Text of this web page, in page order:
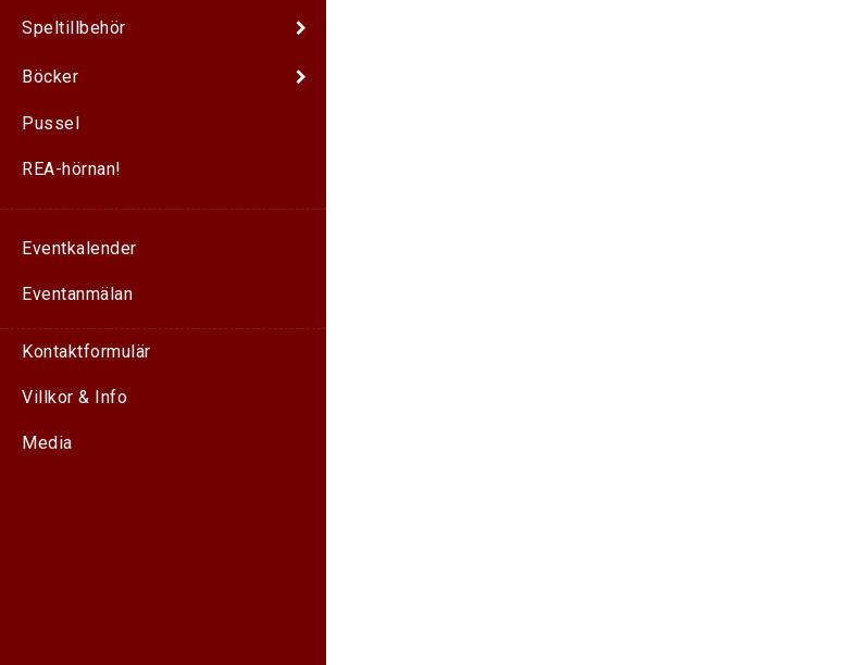
Speltillbehör
Böcker
Pussel
REA-hörnan!
Eventkalender
Eventanmälan
Kontaktformulär
Villkor & Info
Media